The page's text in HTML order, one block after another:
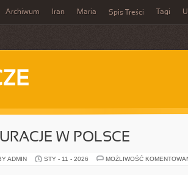
Archiwum Iran Maria Spis Treści Tagi
W POLSCE
ADMIN STY - 11 - 2026 MOŻLIWOŚĆ